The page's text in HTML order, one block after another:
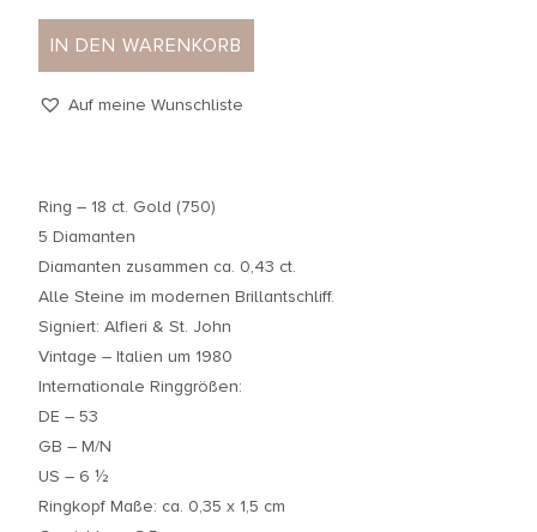
IN DEN WARENKORB
Auf meine Wunschliste
Ring – 18 ct. Gold (750)
5 Diamanten
Diamanten zusammen ca. 0,43 ct.
Alle Steine im modernen Brillantschliff.
Signiert: Alfieri & St. John
Vintage – Italien um 1980
Internationale Ringgrößen:
DE – 53
GB – M/N
US – 6 ½
Ringkopf Maße: ca. 0,35 x 1,5 cm